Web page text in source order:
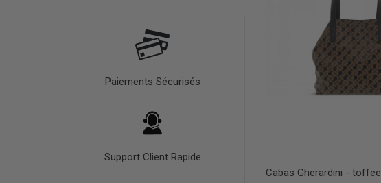
Paiements Sécurisés
Support Client Rapide
Cabas Gherardini - toffee